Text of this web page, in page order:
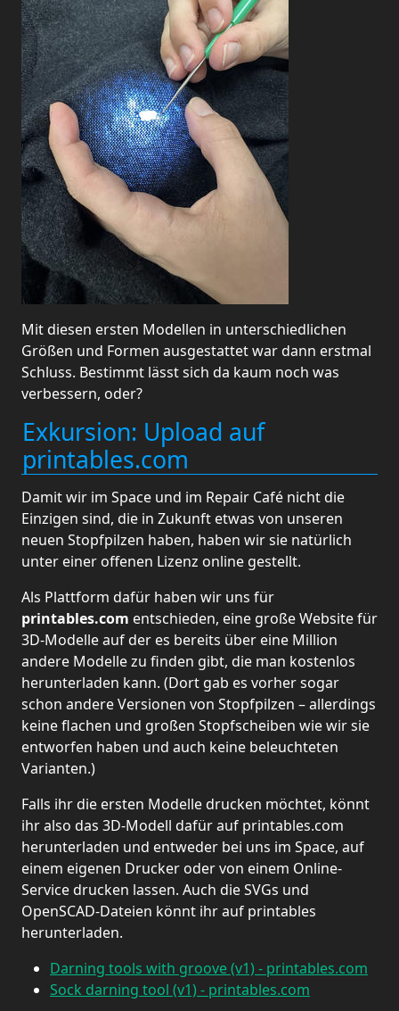
Mit diesen ersten Modellen in unterschiedlichen
Größen und Formen ausgestattet war dann erstmal
Schluss. Bestimmt lässt sich da kaum noch was
verbessern, oder?
Exkursion: Upload auf
printables.com
Damit wir im Space und im Repair Café nicht die
Einzigen sind, die in Zukunft etwas von unseren
neuen Stopfpilzen haben, haben wir sie natürlich
unter einer offenen Lizenz online gestellt.
Als Plattform dafür haben wir uns für
printables.com entschieden, eine große Website für
3D-Modelle auf der es bereits über eine Million
andere Modelle zu finden gibt, die man kostenlos
herunterladen kann. (Dort gab es vorher sogar
schon andere Versionen von Stopfpilzen – allerdings
keine flachen und großen Stopfscheiben wie wir sie
entworfen haben und auch keine beleuchteten
Varianten.)
Falls ihr die ersten Modelle drucken möchtet, könnt
ihr also das 3D-Modell dafür auf printables.com
herunterladen und entweder bei uns im Space, auf
einem eigenen Drucker oder von einem Online-
Service drucken lassen. Auch die SVGs und
OpenSCAD-Dateien könnt ihr auf printables
herunterladen.
Darning tools with groove (v1) - printables.com
Sock darning tool (v1) - printables.com